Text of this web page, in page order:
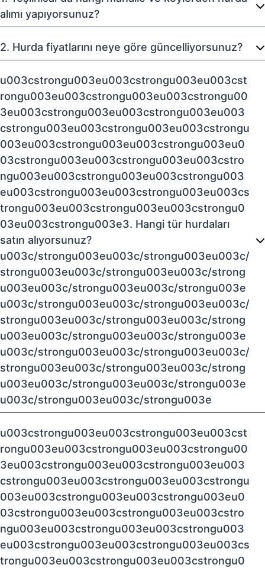
alımı yapıyorsunuz?
2. Hurda fiyatlarını neye göre güncelliyorsunuz?
u003cstrongu003eu003cstrongu003eu003cst
rongu003eu003cstrongu003eu003cstrongu00
3eu003cstrongu003eu003cstrongu003eu003
cstrongu003eu003cstrongu003eu003cstrongu
003eu003cstrongu003eu003cstrongu003eu0
03cstrongu003eu003cstrongu003eu003cstro
ngu003eu003cstrongu003eu003cstrongu003
eu003cstrongu003eu003cstrongu003eu003cs
trongu003eu003cstrongu003eu003cstrongu0
03eu003cstrongu003e3. Hangi tür hurdaları
satın alıyorsunuz?
u003c/strongu003eu003c/strongu003eu003c/
strongu003eu003c/strongu003eu003c/strong
u003eu003c/strongu003eu003c/strongu003e
u003c/strongu003eu003c/strongu003eu003c/
strongu003eu003c/strongu003eu003c/strong
u003eu003c/strongu003eu003c/strongu003e
u003c/strongu003eu003c/strongu003eu003c/
strongu003eu003c/strongu003eu003c/strong
u003eu003c/strongu003eu003c/strongu003e
u003c/strongu003eu003c/strongu003e
u003cstrongu003eu003cstrongu003eu003cst
rongu003eu003cstrongu003eu003cstrongu00
3eu003cstrongu003eu003cstrongu003eu003
cstrongu003eu003cstrongu003eu003cstrongu
003eu003cstrongu003eu003cstrongu003eu0
03cstrongu003eu003cstrongu003eu003cstro
ngu003eu003cstrongu003eu003cstrongu003
eu003cstrongu003eu003cstrongu003eu003cs
trongu003eu003cstrongu003eu003cstrongu0